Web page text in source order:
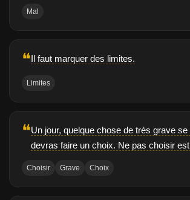
Mal
❝Il faut marquer des limites.
Limites
❝Un jour, quelque chose de très grave se
devras faire un choix. Ne pas choisir
Choisir Grave Choix